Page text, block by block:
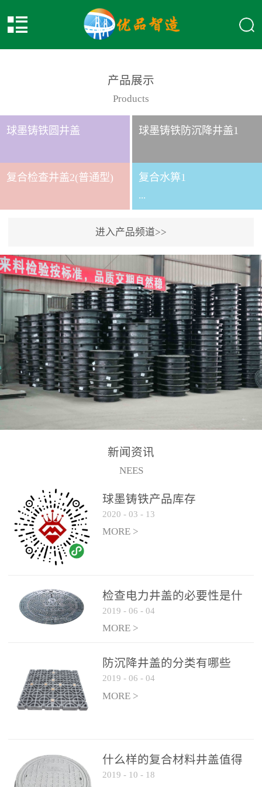
产品展示
Products
球墨铸铁圆井盖 球墨铸铁防沉降井盖1
复合检查井盖2(普通型) 复合水箅1
...
给排水应用系列时间
2017-2-15
进入产品频道>>
新闻资讯
NEES
球墨铸铁产品库存
2020 - 03 - 13
MORE >
检查电力井盖的必要性是什
么？
2019 - 06 - 04
MORE >
防沉降井盖的分类有哪些
2019 - 06 - 04
MORE >
什么样的复合材料井盖值得
选择和使用
2019 - 10 - 18